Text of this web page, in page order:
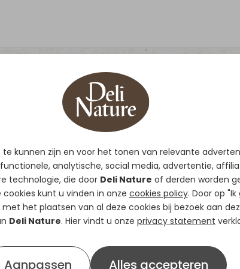
kunnen zijn en voor het tonen van relevante
analytische, social media, advertentie,
technologie, die door Deli Nature of derden worden
kunt u vinden in onze cookies policy. Door op
met het plaatsen van al deze cookies bij bezoek aan
Deli Nature. Hier vindt u onze privacy statement
Aanpassen Alles accepteren
Start+ High
Start+ HP bevat alle
evenwichtige
De extra toegevoegde
prebiotica ondersteunen
optimaliseren de vertering
De aanwezigheid van
tot een optimale